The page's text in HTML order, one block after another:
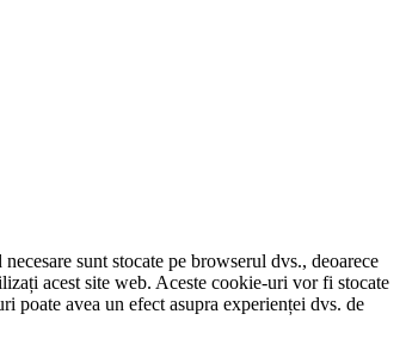
sunt stocate pe browserul dvs., deoarece
acest site web. Aceste cookie-uri vor fi stocate
poate avea un efect asupra experienței dvs. de